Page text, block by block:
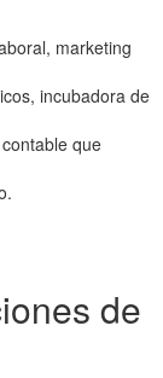
marketing
incubadora de
que
de